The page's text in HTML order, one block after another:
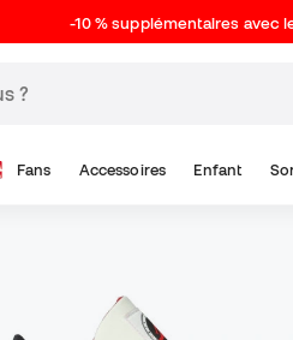
-10 % supplémentaires avec
Fans Accessoires Enfant